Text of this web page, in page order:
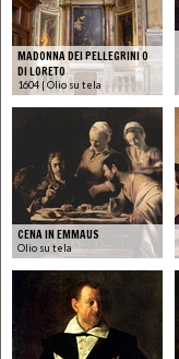
MADONNA DEI PELLEGRINI O
DI LORETO
1604 | Olio su tela
CENA IN EMMAUS
Olio su tela